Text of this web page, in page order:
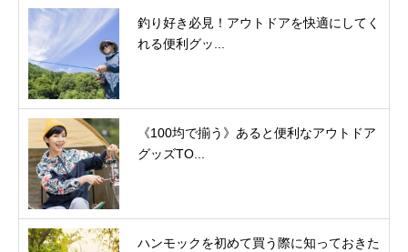
釣り好き必見！アウトドアを快適にしてく
れる便利グッ...
《100均で揃う》あると便利なアウトドア
グッズTO...
ハンモックを初めて買う際に知っておきた